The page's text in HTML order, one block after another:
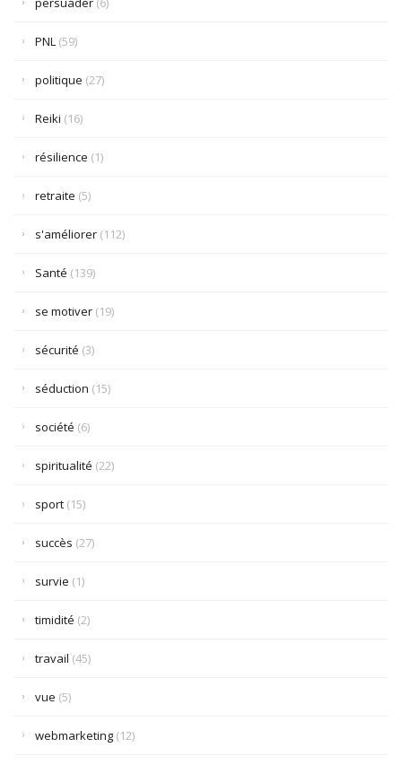
PNL (59)
politique (27)
Reiki (16)
résilience (1)
retraite (5)
s'améliorer (112)
Santé (139)
se motiver (19)
sécurité (3)
séduction (15)
société (6)
spiritualité (22)
sport (15)
succès (27)
survie (1)
timidité (2)
travail (45)
vue (5)
webmarketing (12)